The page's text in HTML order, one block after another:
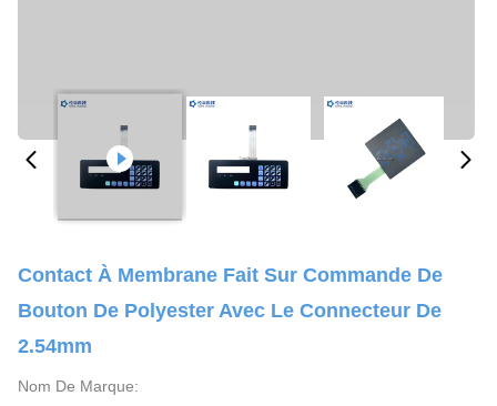
Contact À Membrane Fait Sur Commande De
Bouton De Polyester Avec Le Connecteur De
2.54mm
Nom De Marque: